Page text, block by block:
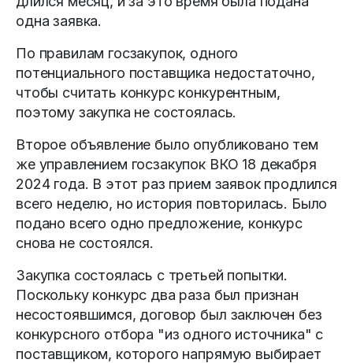
одна заявка.
По правилам госзакупок, одного
потенциального поставщика недостаточно,
чтобы считать конкурс конкурентным,
поэтому закупка не состоялась.
Второе объявление было опубликовано тем
же управлением госзакупок ВКО 18 декабря
2024 года. В этот раз прием заявок продлился
всего неделю, но история повторилась. Было
подано всего одно предложение, конкурс
снова не состоялся.
Закупка состоялась с третьей попытки.
Поскольку конкурс два раза был признан
несостоявшимся, договор был заключен без
конкурсного отбора "из одного источника" с
поставщиком, которого напрямую выбирает